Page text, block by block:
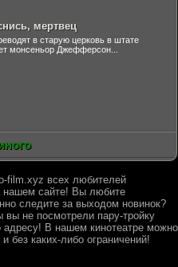
мертвец
в старую церковь в штате
монсеньор Джефферсон...
film.xyz всех любителей
нашем сайте! Вы любите
следите за выходом новинок?
вы не посмотрели пару-тройку
В нашем кинотеатре можно
без каких-либо ограничений!